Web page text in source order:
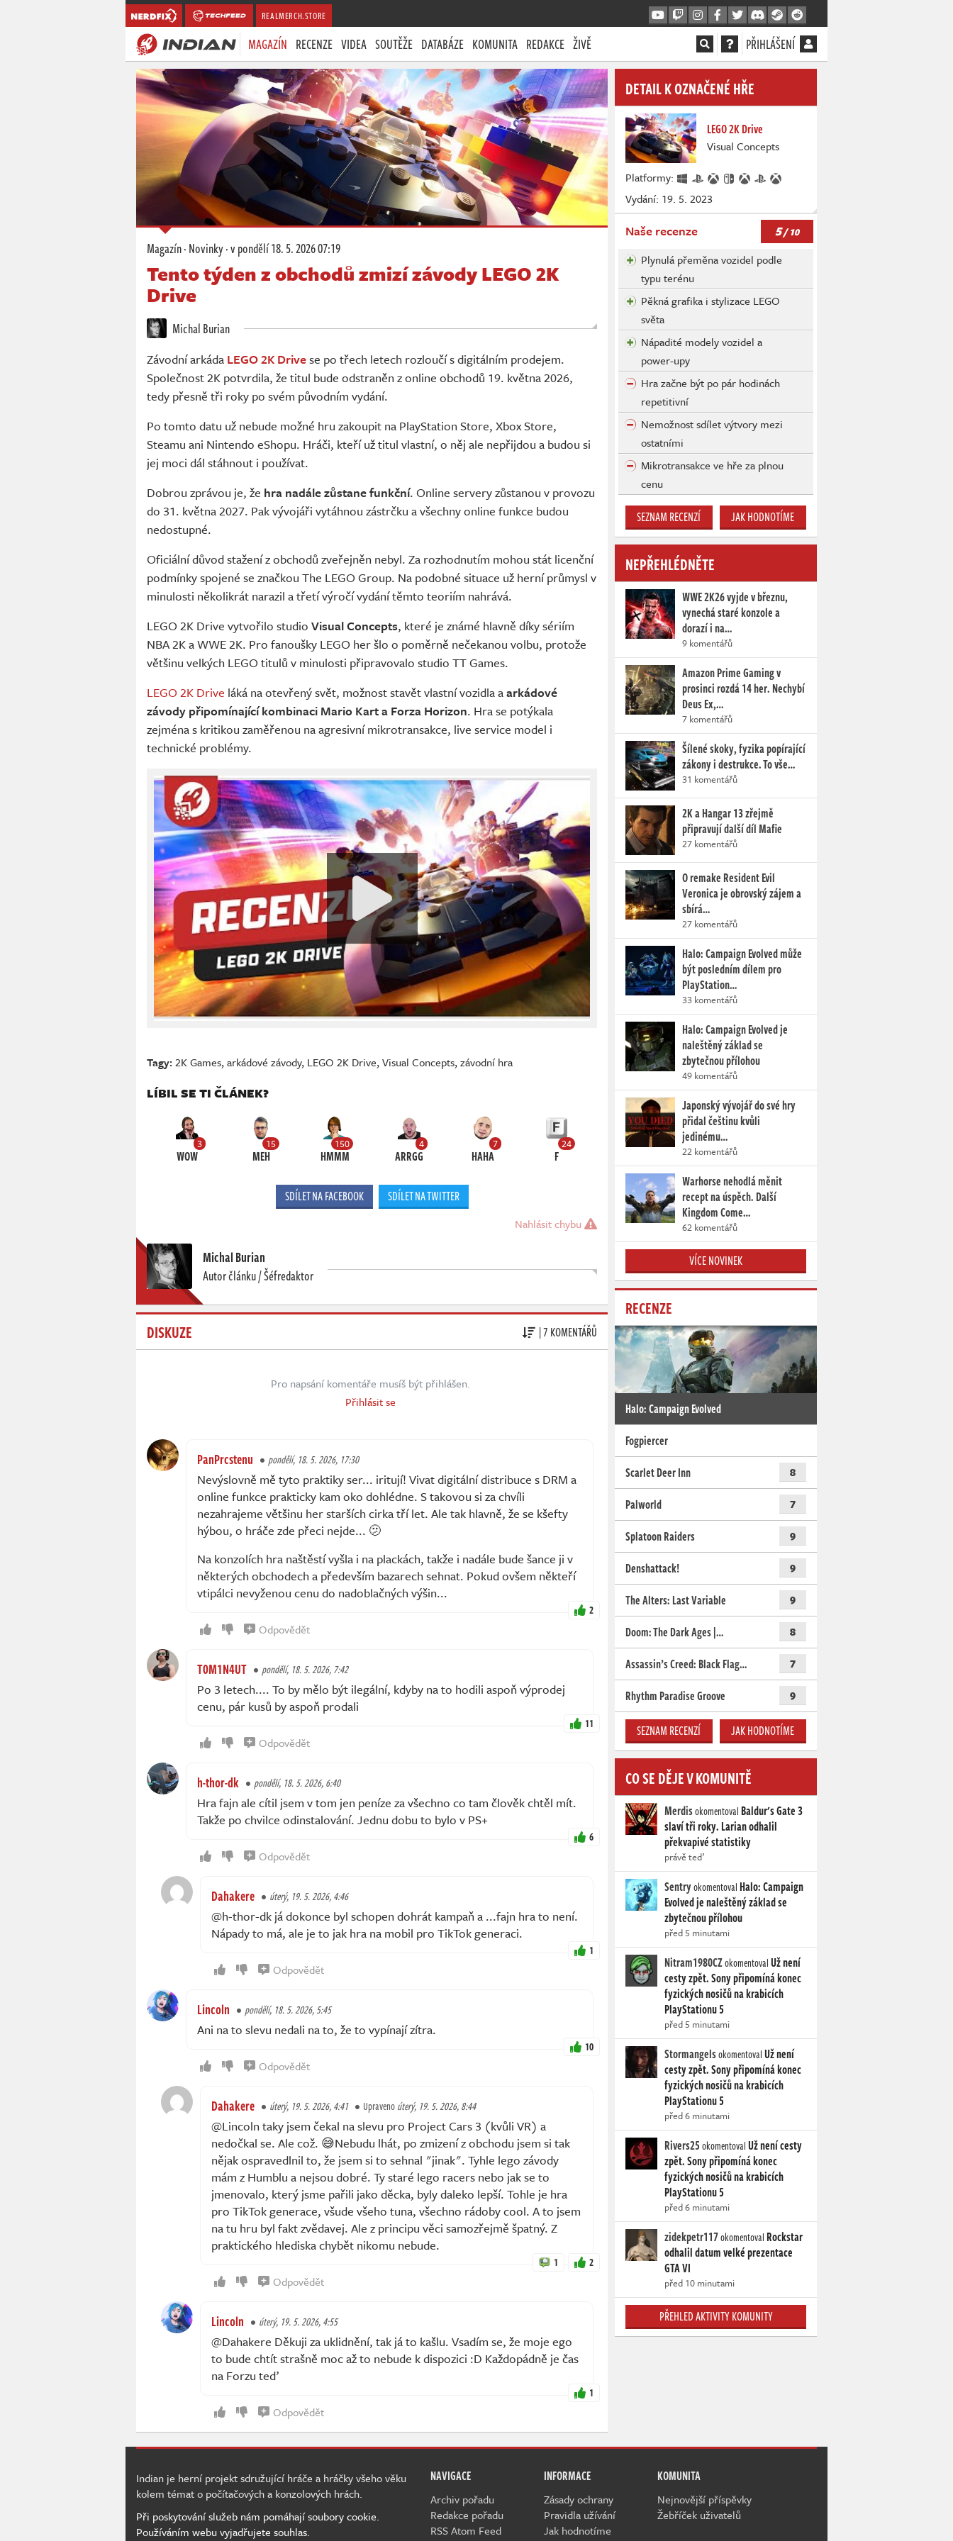
REALMERCH.STORE
MAGAZÍN RECENZE VIDEA SOUTĚŽE DATABÁZE KOMUNITA REDAKCE ŽIVĚ PŘIHLÁŠENÍ
Magazín·Novinky·v pondělí18. 5. 2026 07:19
Tento týden z obchodů zmizí závody LEGO 2K
Drive
Michal Burian
Závodní arkáda LEGO 2K Drivese po třech letech rozloučí s digitálním prodejem.
Společnost 2K potvrdila, že titul bude odstraněn z online obchodů 19. května 2026,
tedy přesně tři roky po svém původním vydání.
Po tomto datu už nebude možné hru zakoupit na PlayStation Store, Xbox Store,
Steamu ani Nintendo eShopu. Hráči, kteří už titul vlastní, o něj ale nepřijdou a budou si
jej moci dál stáhnout i používat.
Dobrou zprávou je, že hra nadále zůstane funkční. Online servery zůstanou v provozu
do 31. května 2027. Pak vývojáři vytáhnou zástrčku a všechny online funkce budou
nedostupné.
Oficiální důvod stažení z obchodů zveřejněn nebyl. Za rozhodnutím mohou stát licenční
podmínky spojené se značkou The LEGO Group. Na podobné situace už herní průmysl v
minulosti několikrát narazil a třetí výročí vydání těmto teoriím nahrává.
LEGO 2K Drive vytvořilo studio Visual Concepts, které je známé hlavně díky sériím
NBA 2K a WWE 2K. Pro fanoušky LEGO her šlo o poměrně nečekanou volbu, protože
většinu velkých LEGO titulů v minulosti připravovalo studio TT Games.
LEGO 2K Drive láká na otevřený svět, možnost stavět vlastní vozidla aarkádové
závody připomínající kombinaci Mario Kart a Forza Horizon. Hra se potýkala
zejména s kritikou zaměřenou na agresivní mikrotransakce, live service model i
technické problémy.
Tagy:2K Games,arkádové závody, LEGO 2K Drive,Visual Concepts,závodní hra
LÍBIL SE TI ČLÁNEK?
3
WOW
15
MEH
150
HMMM
4
ARRGG
7
HAHA
24
F
SDÍLET NA FACEBOOK SDÍLET NA TWITTER
Nahlásit chybu
Michal Burian
Autor článku / Šéfredaktor
DISKUZE | 7 KOMENTÁŘŮ
Pro napsání komentáře musíš být přihlášen.
Přihlásit se
PanPrcstenu pondělí, 18. 5. 2026, 17:30
Nevýslovně mě tyto praktiky ser... iritují! Vivat digitální distribuce s DRM a
online funkce prakticky kam oko dohlédne. S takovou si za chvíli
nezahrajeme většinu her starších cirka tří let. Ale tak hlavně, že se kšefty
hýbou, o hráče zde přeci nejde... 🫤
Na konzolích hra naštěstí vyšla i na plackách, takže i nadále bude šance ji v
některých obchodech a především bazarech sehnat. Pokud ovšem někteří
vtipálci nevyženou cenu do nadoblačných výšin...
2
Odpovědět
T0M1N4UT pondělí, 18. 5. 2026, 7:42
Po 3 letech.... To by mělo být ilegální, kdyby na to hodili aspoň výprodej
cenu, pár kusů by aspoň prodali
11
Odpovědět
h-thor-dk pondělí, 18. 5. 2026, 6:40
Hra fajn ale cítil jsem v tom jen peníze za všechno co tam člověk chtěl mít.
Takže po chvilce odinstalování. Jednu dobu to bylo v PS+
6
Odpovědět
Dahakere úterý, 19. 5. 2026, 4:46
@h-thor-dk já dokonce byl schopen dohrát kampaň a ...fajn hra to není.
Nápady to má, ale je to jak hra na mobil pro TikTok generaci.
1
Odpovědět
Lincoln pondělí, 18. 5. 2026, 5:45
Ani na to slevu nedali na to, že to vypínají zítra.
10
Odpovědět
Dahakere úterý, 19. 5. 2026, 4:41 Upravenoúterý, 19. 5. 2026, 8:44
@Lincoln taky jsem čekal na slevu pro Project Cars 3 (kvůli VR) a
nedočkal se. Ale což. 😅Nebudu lhát, po zmizení z obchodu jsem si tak
nějak ospravedlnil to, že jsem si to sehnal "jinak". Tyhle lego závody
mám z Humblu a nejsou dobré. Ty staré lego racers nebo jak se to
jmenovalo, který jsme pařili jako děcka, byly daleko lepší. Tohle je hra
pro TikTok generace, všude všeho tuna, všechno rádoby cool. A to jsem
na tu hru byl fakt zvědavej. Ale z principu věci samozřejmě špatný. Z
praktického hlediska chybět nikomu nebude.
1 2
Odpovědět
Lincoln úterý, 19. 5. 2026, 4:55
@Dahakere Děkuji za uklidnění, tak já to kašlu. Vsadím se, že moje ego
to bude chtít strašně moc až to nebude k dispozici :D Každopádně je čas
na Forzu teď
1
Odpovědět
DETAIL K OZNAČENÉ HŘE
LEGO 2K Drive
Visual Concepts
Platformy:
Vydání: 19. 5. 2023
Naše recenze 5/ 10
Plynulá přeměna vozidel podle
typu terénu
Pěkná grafika i stylizace LEGO
světa
Nápadité modely vozidel a
power-upy
Hra začne být po pár hodinách
repetitivní
Nemožnost sdílet výtvory mezi
ostatními
Mikrotransakce ve hře za plnou
cenu
SEZNAM RECENZÍ JAK HODNOTÍME
NEPŘEHLÉDNĚTE
WWE 2K26 vyjde v březnu,
vynechá staré konzole a
dorazí i na…
9 komentářů
Amazon Prime Gaming v
prosinci rozdá 14 her. Nechybí
Deus Ex,…
7 komentářů
Šílené skoky, fyzika popírající
zákony i destrukce. To vše…
31 komentářů
2K a Hangar 13 zřejmě
připravují další díl Mafie
27 komentářů
O remake Resident Evil
Veronica je obrovský zájem a
sbírá…
27 komentářů
Halo: Campaign Evolved může
být posledním dílem pro
PlayStation…
33 komentářů
Halo: Campaign Evolved je
naleštěný základ se
zbytečnou přílohou
49 komentářů
Japonský vývojář do své hry
přidal češtinu kvůli
jedinému…
22 komentářů
Warhorse nehodlá měnit
recept na úspěch. Další
Kingdom Come…
62 komentářů
VÍCE NOVINEK
RECENZE
Halo: Campaign Evolved
Fogpiercer
Scarlet Deer Inn
8
Palworld 7
Splatoon Raiders 9
Denshattack! 9
The Alters: Last Variable 9
Doom: The Dark Ages |… 8
Assassin’s Creed: Black Flag… 7
Rhythm Paradise Groove 9
SEZNAM RECENZÍ JAK HODNOTÍME
CO SE DĚJE V KOMUNITĚ
Merdisokomentoval Baldur's Gate 3
slaví tři roky. Larian odhalil
překvapivé statistiky
právě teď
Sentryokomentoval Halo: Campaign
Evolved je naleštěný základ se
zbytečnou přílohou
před 5 minutami
Nitram1980CZokomentovalUž není
cesty zpět. Sony připomíná konec
fyzických nosičů na krabicích
PlayStationu 5
před 5 minutami
StormangelsokomentovalUž není
cesty zpět. Sony připomíná konec
fyzických nosičů na krabicích
PlayStationu 5
před 6 minutami
Rivers25okomentovalUž není cesty
zpět. Sony připomíná konec
fyzických nosičů na krabicích
PlayStationu 5
před 6 minutami
zidekpetr117okomentoval Rockstar
odhalil datum velké prezentace
GTA VI
před 10 minutami
PŘEHLED AKTIVITY KOMUNITY
NAVIGACE
Archiv pořadu
Redakce pořadu
RSS Atom Feed
INFORMACE
Zásady ochrany
Pravidla užívání
Jak hodnotíme
KOMUNITA
Nejnovější příspěvky
Žebříček uživatelů
Indian je herní projekt sdružující hráče a hráčky všeho věku
kolem témat o počítačových a konzolových hrách.
Při poskytování služeb nám pomáhají soubory cookie.
Používáním webu vyjadřujete souhlas.